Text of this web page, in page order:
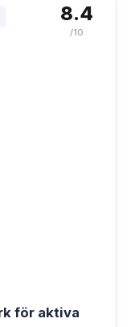
8.4
/10
för aktiva